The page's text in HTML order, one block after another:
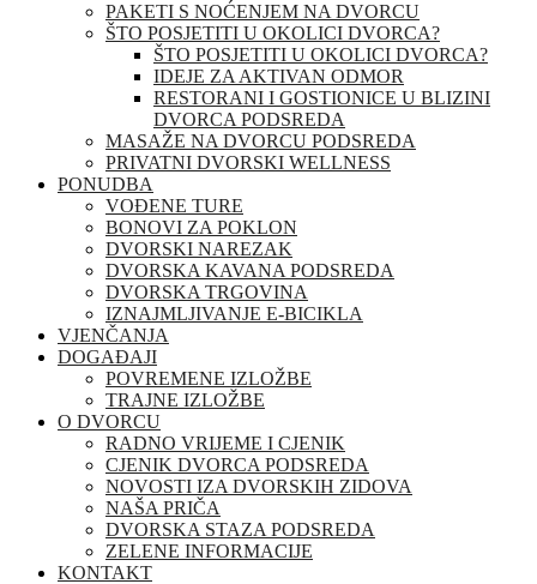
PAKETI S NOĆENJEM NA DVORCU
ŠTO POSJETITI U OKOLICI DVORCA?
ŠTO POSJETITI U OKOLICI DVORCA?
IDEJE ZA AKTIVAN ODMOR
RESTORANI I GOSTIONICE U BLIZINI
DVORCA PODSREDA
MASAŽE NA DVORCU PODSREDA
PRIVATNI DVORSKI WELLNESS
PONUDBA
VOĐENE TURE
BONOVI ZA POKLON
DVORSKI NAREZAK
DVORSKA KAVANA PODSREDA
DVORSKA TRGOVINA
IZNAJMLJIVANJE E-BICIKLA
VJENČANJA
DOGAĐAJI
POVREMENE IZLOŽBE
TRAJNE IZLOŽBE
O DVORCU
RADNO VRIJEME I CJENIK
CJENIK DVORCA PODSREDA
NOVOSTI IZA DVORSKIH ZIDOVA
NAŠA PRIČA
DVORSKA STAZA PODSREDA
ZELENE INFORMACIJE
KONTAKT